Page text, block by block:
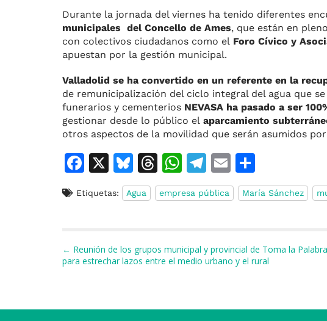
Durante la jornada del viernes ha tenido diferentes
municipales del Concello de Ames, que están en
con colectivos ciudadanos como el Foro Cívico y
apuestan por la gestión municipal.
Valladolid se ha convertido en un referente en la
de remunicipalización del ciclo integral del agua que
funerarios y cementerios NEVASA ha pasado a ser
gestionar desde lo público el aparcamiento
otros aspectos de la movilidad que serán asumidos por
F
c
b
o
X
Bl
u
e
y
T
h
re
s
W
h
at
A
p
T
el
e
m
E
m
ai
o
m
ar
ti
Etiquetas: Agua empresa pública María Sánchez
Navegación de entradas
← Reunión de los grupos municipal y provincial de Toma la Palabra
para estrechar lazos entre el medio urbano y el rural